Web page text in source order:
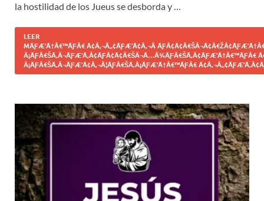
la hostilidad de los Jueus se desborda y …
LEER
MÃƑÆ’Ã†Â€™ÃƑÂ€ Ã¢Â‚¬Â„¢ÃƑÆ’Ã¢Â‚¬Â
Â¡ÃƑÂ€ŠÃ‚Â¬ÃƑÆ’Ã‚Â¢ÃƑÂ¢Ã¢Â€ŠÂ¬Ã…Â¾ÃƑÂ€ŠÃ‚Â¢ÃƑÆ’Ã†Â€™ÃƑÂ€
Â¡ÃƑÂ€ŠÃ‚Â¬ÃƑÆ’Ã¢Â‚¬Â¦ÃƑÂ€ŠÃ‚Â¡ÃƑÆ’Ã†Â€™ÃƑÂ€